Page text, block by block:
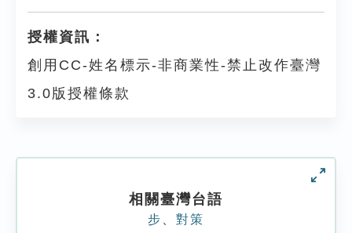
授權資訊：
創用CC-姓名標示-非商業性-禁止改作臺灣
3.0版授權條款
相關臺灣台語
步 對策